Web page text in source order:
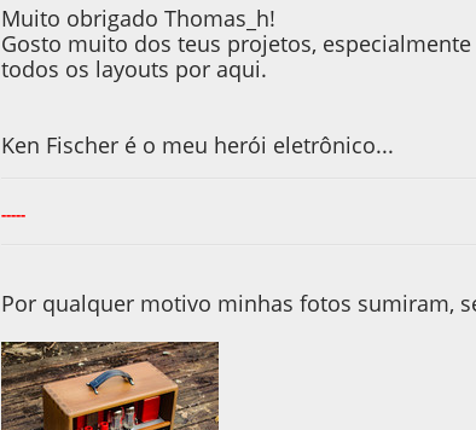
Muito obrigado Thomas_h!
Gosto muito dos teus projetos,
todos os layouts por aqui.
Ken Fischer é o meu herói eletrônico...
-----
Por qualquer motivo minhas fotos sumiram,